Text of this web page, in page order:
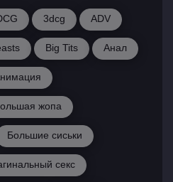
3dcg ADV
Big Tits Анал
жопа
Большие сиськи
секс